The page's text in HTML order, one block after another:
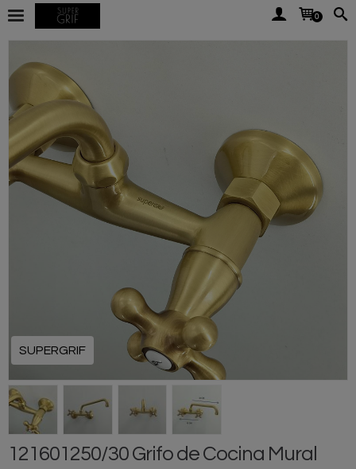
0
SUPERGRIF
121601250/30 Grifo de Cocina Mural